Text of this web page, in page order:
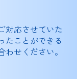
対応させていた
たことができる
せください。